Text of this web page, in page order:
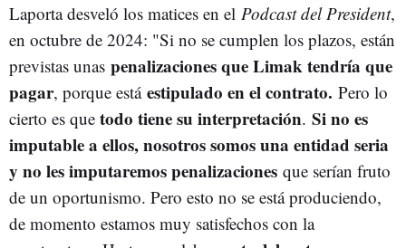
Laporta desveló los matices en el Podcast del President,
en octubre de 2024: "Si no se cumplen los plazos, están
previstas unas penalizaciones que Limak tendría que
pagar, porque está estipulado en el contrato. Pero lo
cierto es que todo tiene su interpretación. Si no es
imputable a ellos, nosotros somos una entidad seria
y no les imputaremos penalizaciones que serían fruto
de un oportunismo. Pero esto no se está produciendo,
de momento estamos muy satisfechos con la